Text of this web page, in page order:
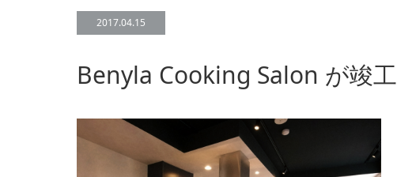
2017.04.15
Benyla Cooking Salon が竣工